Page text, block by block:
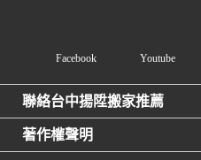
Facebook Youtube
聯絡台中揚陞搬家推薦
著作權聲明